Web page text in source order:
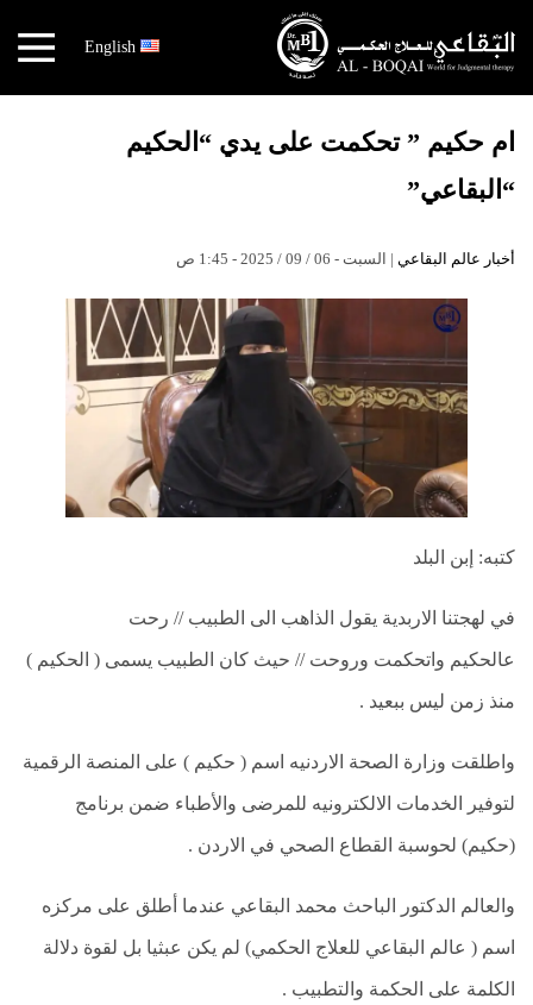
English ×
أخبار
عالم
البقاعي
الكتب
هندسة
مهندس
الجسد
قصص
نقص
الاكسجين
الدماغي
خلع
بكل
الظفيرة
العضدية
بانواعها
الصور
خدماتنا
ام حكيم ” تحكمت على يدي “الحكيم
“البقاعي”
أخبار عالم البقاعي | السبت - 06 / 09 / 2025 - 1:45 ص
كتبه: إبن البلد
في لهجتنا الاربدية يقول الذاهب الى الطبيب // رحت
عالحكيم واتحكمت وروحت // حيث كان الطبيب يسمى ( الحكيم )
منذ زمن ليس ببعيد .
واطلقت وزارة الصحة الاردنيه اسم ( حكيم ) على المنصة الرقمية
لتوفير الخدمات الالكترونيه للمرضى والأطباء ضمن برنامج
(حكيم) لحوسبة القطاع الصحي في الاردن .
والعالم الدكتور الباحث محمد البقاعي عندما أطلق على مركزه
اسم ( عالم البقاعي للعلاج الحكمي) لم يكن عبثيا بل لقوة دلالة
الكلمة على الحكمة والتطبيب .